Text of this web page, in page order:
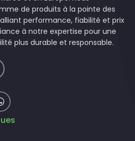
de produits à la pointe des
performance, fiabilité et prix
à notre expertise pour une
plus durable et responsable.